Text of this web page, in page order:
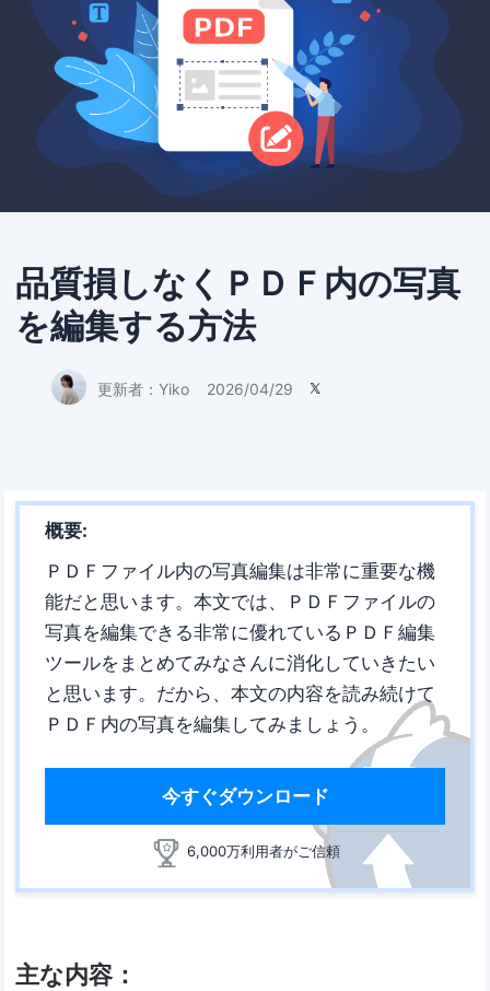
品質損しなくＰＤＦ内の写真
を編集する方法
更新者： Yiko 2026/04/29 
概要:
ＰＤＦファイル内の写真編集は非常に重要な機
能だと思います。本文では、ＰＤＦファイルの
写真を編集できる非常に優れているＰＤＦ編集
ツールをまとめてみなさんに消化していきたい
と思います。だから、本文の内容を読み続けて
ＰＤＦ内の写真を編集してみましょう。
今すぐダウンロード
6,000万利用者がご信頼
主な内容：